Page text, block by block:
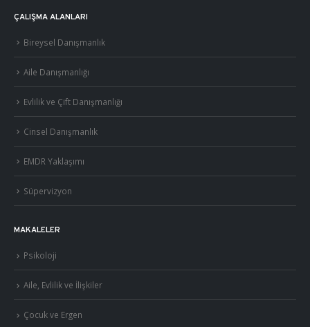
ÇALIŞMA ALANLARI
Bireysel Danışmanlık
Aile Danışmanlığı
Evlilik ve Çift Danışmanlığı
Cinsel Danışmanlık
EMDR Yaklaşımı
Süpervizyon
MAKALELER
Psikoloji
Aile, Evlilik ve İlişkiler
Çocuk ve Ergen